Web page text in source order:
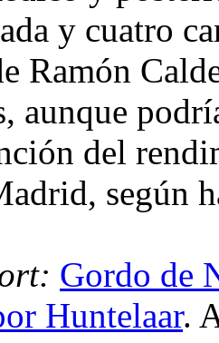
y cuatro
Ramón
aunque
del
según
Gordo de
Huntelaar.